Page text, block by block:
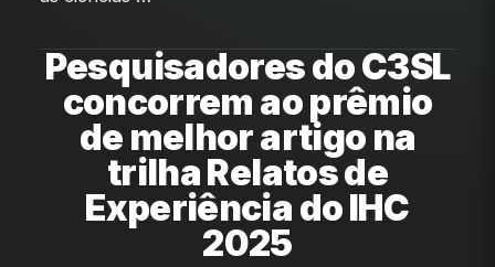
Pesquisadores do C3SL
concorrem ao prêmio
de melhor artigo na
trilha Relatos de
Experiência do IHC
2025